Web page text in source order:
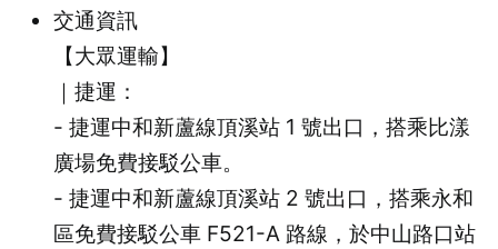
交通資訊
【大眾運輸】
｜捷運：
- 捷運中和新蘆線頂溪站 1 號出口，搭乘比漾
廣場免費接駁公車。
- 捷運中和新蘆線頂溪站 2 號出口，搭乘永和
區免費接駁公車 F521-A 路線，於中山路口站